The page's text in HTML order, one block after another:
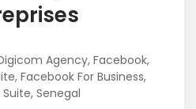
Agency, Facebook,
, Facebook For Business,
, Senegal